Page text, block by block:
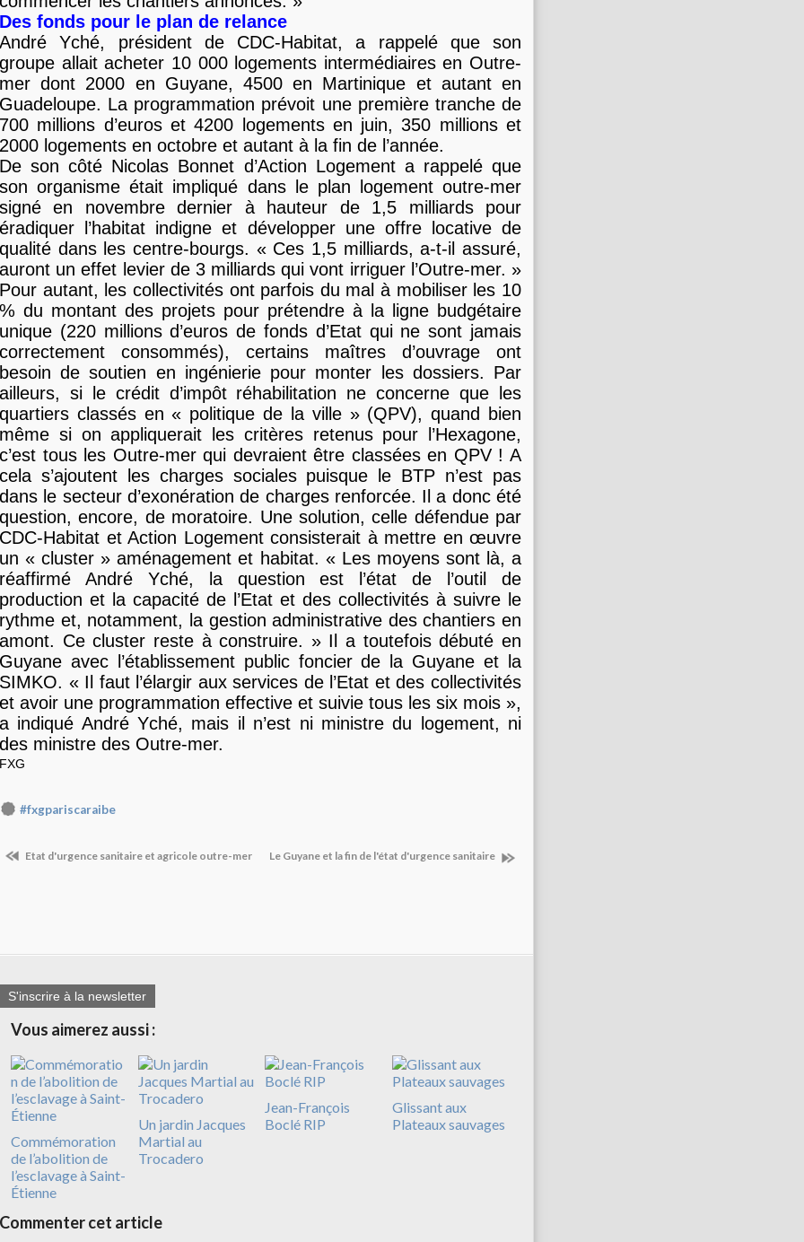
Des fonds pour le plan de relance
André Yché, président de CDC-Habitat, a rappelé que son
groupe allait acheter 10 000 logements intermédiaires en Outre-
mer dont 2000 en Guyane, 4500 en Martinique et autant en
Guadeloupe. La programmation prévoit une première tranche de
700 millions d’euros et 4200 logements en juin, 350 millions et
2000 logements en octobre et autant à la fin de l’année.
De son côté Nicolas Bonnet d’Action Logement a rappelé que
son organisme était impliqué dans le plan logement outre-mer
signé en novembre dernier à hauteur de 1,5 milliards pour
éradiquer l’habitat indigne et développer une offre locative de
qualité dans les centre-bourgs. « Ces 1,5 milliards, a-t-il assuré,
auront un effet levier de 3 milliards qui vont irriguer l’Outre-mer. »
Pour autant, les collectivités ont parfois du mal à mobiliser les 10
% du montant des projets pour prétendre à la ligne budgétaire
unique (220 millions d’euros de fonds d’Etat qui ne sont jamais
correctement consommés), certains maîtres d’ouvrage ont
besoin de soutien en ingénierie pour monter les dossiers. Par
ailleurs, si le crédit d’impôt réhabilitation ne concerne que les
quartiers classés en « politique de la ville » (QPV), quand bien
même si on appliquerait les critères retenus pour l’Hexagone,
c’est tous les Outre-mer qui devraient être classées en QPV ! A
cela s’ajoutent les charges sociales puisque le BTP n’est pas
dans le secteur d’exonération de charges renforcée. Il a donc été
question, encore, de moratoire. Une solution, celle défendue par
CDC-Habitat et Action Logement consisterait à mettre en œuvre
un « cluster » aménagement et habitat. « Les moyens sont là, a
réaffirmé André Yché, la question est l’état de l’outil de
production et la capacité de l’Etat et des collectivités à suivre le
rythme et, notamment, la gestion administrative des chantiers en
amont. Ce cluster reste à construire. » Il a toutefois débuté en
Guyane avec l’établissement public foncier de la Guyane et la
SIMKO. « Il faut l’élargir aux services de l’Etat et des collectivités
et avoir une programmation effective et suivie tous les six mois »,
a indiqué André Yché, mais il n’est ni ministre du logement, ni
des ministre des Outre-mer.
FXG
#fxgpariscaraibe
Etat d'urgence sanitaire et agricole outre-mer Le Guyane et la fin de l'état d'urgence sanitaire
S'inscrire à la newsletter
Vous aimerez aussi :
Commémoration
de l’abolition de
l’esclavage à Saint-
Étienne
Un jardin Jacques
Martial au
Trocadero
Jean-François
Boclé RIP
Glissant aux
Plateaux sauvages
Commenter cet article